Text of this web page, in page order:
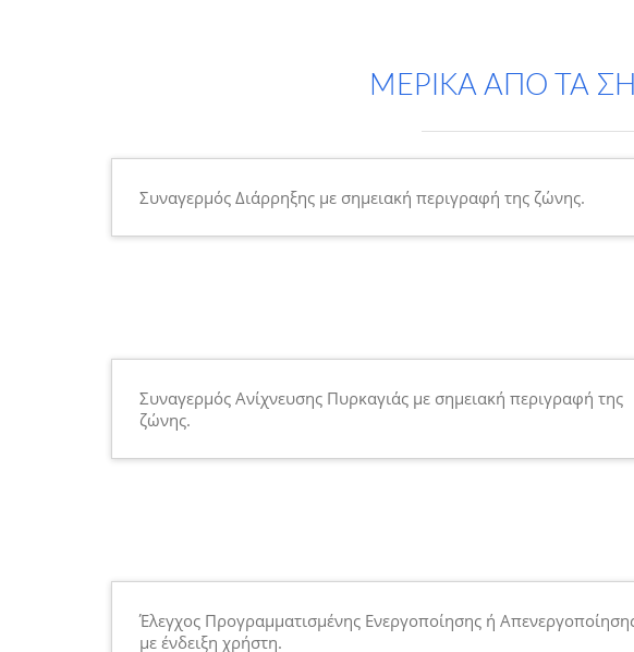
ΜΕΡΙΚΑ ΑΠΟ ΤΑ
Συναγερμός Διάρρηξης με σημειακή περιγραφή της ζώνης.
Συναγερμός Ανίχνευσης Πυρκαγιάς με σημειακή περιγραφή της
ζώνης.
Έλεγχος Προγραμματισμένης Ενεργοποίησης ή
με ένδειξη χρήστη.